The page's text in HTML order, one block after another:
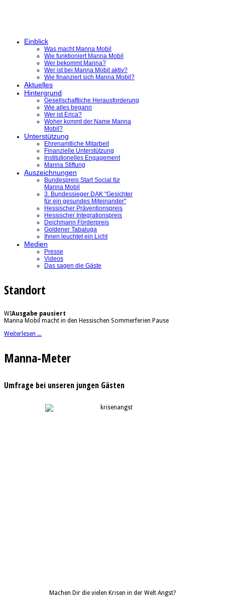
Einblick
Was macht Manna Mobil
Wie funktioniert Manna Mobil
Wer bekommt Manna?
Wer ist bei Manna Mobil aktiv?
Wie finanziert sich Manna Mobil?
Aktuelles
Hintergrund
Gesellschaftliche Herausforderung
Wie alles begann
Wer ist Erica?
Woher kommt der Name Manna
Mobil?
Unterstützung
Ehrenamtliche Mitarbeit
Finanzielle Unterstützung
Institutionelles Engagement
Manna Stiftung
Auszeichnungen
Bundespreis Start Social für
Manna Mobil
3. Bundessieger DAK "Gesichter
für ein gesundes Miteinander"
Hessischer Präventionspreis
Hessischer Integrationspreis
Deichmann Förderpreis
Goldener Tabaluga
Ihnen leuchtet ein Licht
Medien
Presse
Videos
Das sagen die Gäste
Standort
WIAusgabe pausiert
Manna Mobil macht in den Hessischen Sommerferien Pause
Weiterlesen ...
Manna-Meter
Umfrage bei unseren jungen Gästen
Machen Dir die vielen Krisen in der Welt Angst?